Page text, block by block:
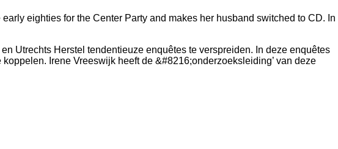
eighties for the Center Party and makes her husband switched to CD. In
Utrechts Herstel tendentieuze enquêtes te verspreiden. In deze enquêtes
Irene Vreeswijk heeft de &#8216;onderzoeksleiding’ van deze